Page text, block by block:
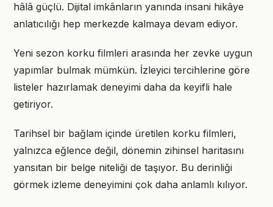
hâlâ güçlü. Dijital imkânların yanında insani hikâye
anlatıcılığı hep merkezde kalmaya devam ediyor.
Yeni sezon korku filmleri arasında her zevke uygun
yapımlar bulmak mümkün. İzleyici tercihlerine göre
listeler hazırlamak deneyimi daha da keyifli hale
getiriyor.
Tarihsel bir bağlam içinde üretilen korku filmleri,
yalnızca eğlence değil, dönemin zihinsel haritasını
yansıtan bir belge niteliği de taşıyor. Bu derinliği
görmek izleme deneyimini çok daha anlamlı kılıyor.